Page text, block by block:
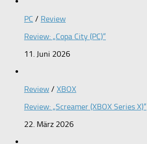
PC / Review
Review: „Copa City (PC)“
11. Juni 2026
Review / XBOX
Review: „Screamer (XBOX Series X)“
22. März 2026